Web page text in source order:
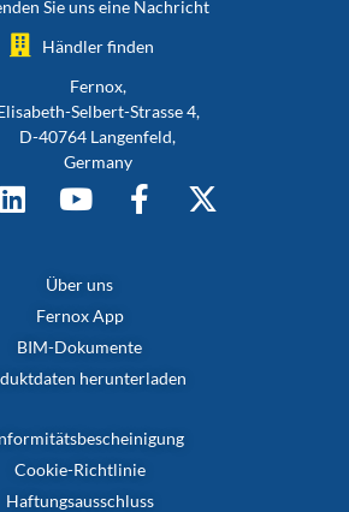
Sie uns eine Nachricht
Händler finden
Fernox,
Selbert-Strasse 4,
D-40764 Langenfeld,
Germany
Über uns
Fernox App
BIM-Dokumente
herunterladen
Cookie-Richtlinie
Haftungsausschluss